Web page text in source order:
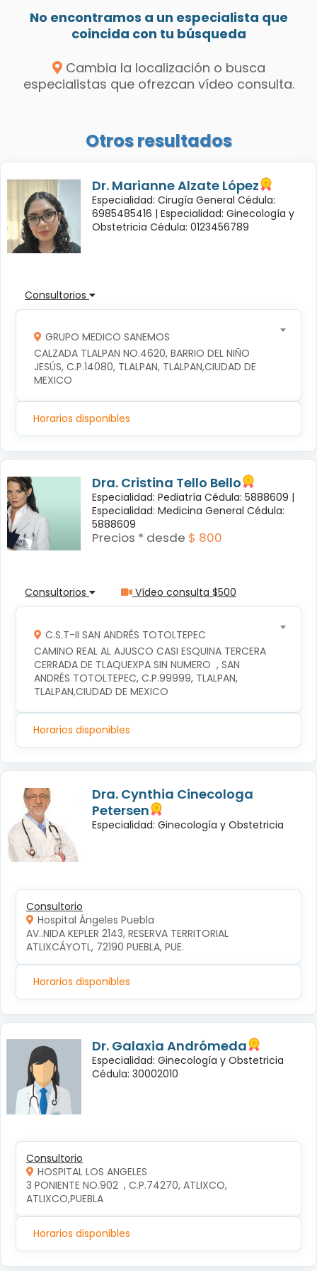
No encontramos a un especialista que
coincida con tu búsqueda
Cambia la localización o busca
especialistas que ofrezcan vídeo consulta.
Otros resultados
Dr. Marianne Alzate López
Especialidad: Cirugía General Cédula:
6985485416 | Especialidad: Ginecología y
Obstetricia Cédula: 0123456789
Consultorios
GRUPO MEDICO SANEMOS
CALZADA TLALPAN NO.4620, BARRIO DEL NIÑO
JESÚS, C.P.14080, TLALPAN, TLALPAN,CIUDAD DE
MEXICO
Horarios disponibles
Dra. Cristina Tello Bello
Especialidad: Pediatría Cédula: 5888609 |
Especialidad: Medicina General Cédula:
5888609
Precios * desde $ 800
Consultorios Vídeo consulta $500
C.S.T-II SAN ANDRÉS TOTOLTEPEC
CAMINO REAL AL AJUSCO CASI ESQUINA TERCERA
CERRADA DE TLAQUEXPA SIN NUMERO  , SAN
ANDRÉS TOTOLTEPEC, C.P.99999, TLALPAN,
TLALPAN,CIUDAD DE MEXICO
Horarios disponibles
Dra. Cynthia Cinecologa
Petersen
Especialidad: Ginecología y Obstetricia
Consultorio
Hospital Ángeles Puebla
AV..NIDA KEPLER 2143, RESERVA TERRITORIAL
ATLIXCÁYOTL, 72190 PUEBLA, PUE.
Horarios disponibles
Dr. Galaxia Andrómeda
Especialidad: Ginecología y Obstetricia
Cédula: 30002010
Consultorio
HOSPITAL LOS ANGELES
3 PONIENTE NO.902  , C.P.74270, ATLIXCO,
ATLIXCO,PUEBLA
Horarios disponibles